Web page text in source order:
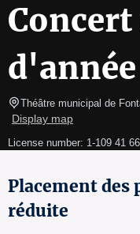
d'année
Théâtre municipal de
Display map
License number: 1-109 41 66
Placement des
réduite